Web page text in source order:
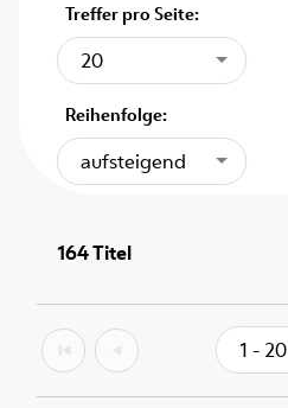
Treffer pro Seite:
20
Reihenfolge:
aufsteigend
164Titel
1 - 20